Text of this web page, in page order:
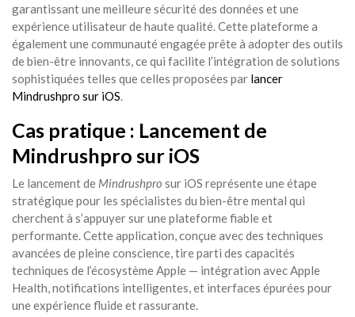
garantissant une meilleure sécurité des données et une
expérience utilisateur de haute qualité. Cette plateforme a
également une communauté engagée prête à adopter des outils
de bien-être innovants, ce qui facilite l’intégration de solutions
sophistiquées telles que celles proposées par lancer
Mindrushpro sur iOS.
Cas pratique : Lancement de
Mindrushpro sur iOS
Le lancement de Mindrushpro sur iOS représente une étape
stratégique pour les spécialistes du bien-être mental qui
cherchent à s’appuyer sur une plateforme fiable et
performante. Cette application, conçue avec des techniques
avancées de pleine conscience, tire parti des capacités
techniques de l’écosystème Apple — intégration avec Apple
Health, notifications intelligentes, et interfaces épurées pour
une expérience fluide et rassurante.